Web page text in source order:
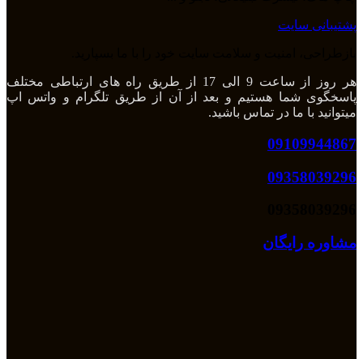
پشتیبانی سایت
هر روز از ساعت 9 الی 17 از طریق راه های ارتباطی مختلف
پاسخگوی شما هستیم و بعد از آن از طریق تلگرام و واتس اپ
میتوانید با ما در تماس باشید.
09109944867
09358039296
مشاوره رایگان